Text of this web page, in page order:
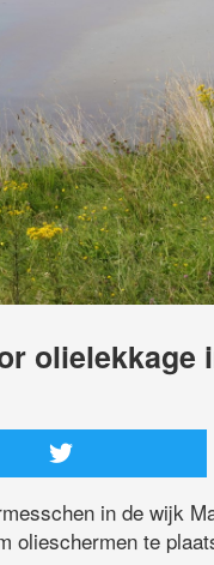
olielekkage
in de wijk
olieschermen te